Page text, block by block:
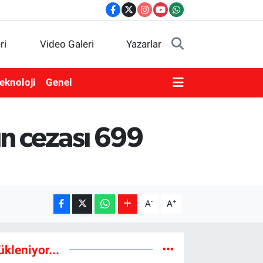
Video Galeri Yazarlar
Genel
cezası 699
A- A+